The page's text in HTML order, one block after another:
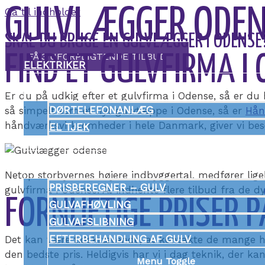
Gå til indholdet
ELEKTRIKER
Menu Toggle
DØRTELEFONANLÆG
EL TJEK
PRISBEREGNER – GULV
GULVAFHØVLING
GULVAFSLIBNING
EFTERBEHANDLING AF GULV
Menu Toggle
GULVLÆGGER
SKAL DU BRUGE EN GULVLÆGGER I
FÅ 3 UFORPLIGTENDE TILBUD
FIND ET GULVFIRMA I
Er du på udkig efter et gulvfirma i Odense, så er
så simpelt som et nyt gulvtæppe i Odense, så er
håndværksvirksomheder i hele Danmark, giver vi
Netop storbyernes højere indbyggertal, medfører
gulvfirma i Odense. At indhente flere tilbud fra de
FORNUFTIGE PRISER
Det kan være tidskrævende, at kontakte de mange
den bedste pris. Heldigvis har vi i dag teknik, der